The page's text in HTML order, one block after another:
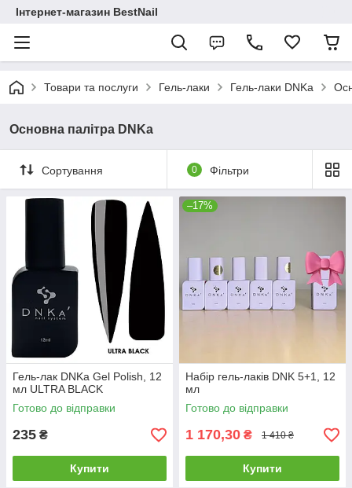
Інтернет-магазин BestNail
Товари та послуги Гель-лаки Гель-лаки DNKa
Основна палітра DNKa
Сортування 0 Фільтри
Гель-лак DNKa Gel Polish, 12
мл ULTRA BLACK
Готово до відправки
235 ₴
Купити
–17%
Набір гель-лаків DNK 5+1, 12
мл
Готово до відправки
1 170,30 ₴ 1 410 ₴
Купити